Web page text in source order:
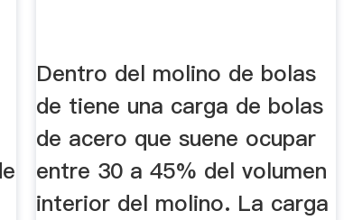
Dentro del molino de bolas
de tiene una carga de bolas
de acero que suene ocupar
entre 30 a 45% del volumen
interior del molino. La carga